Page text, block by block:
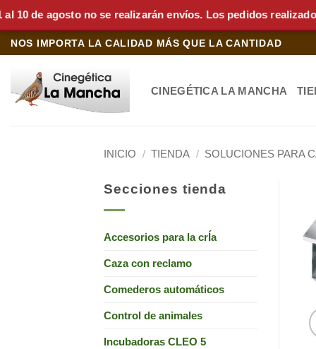
de agosto no se realizarán envíos. Los pedidos realizados
Saltar
contenido
NOS IMPORTA LA CALIDAD MÁS QUE LA CANTIDAD
CINEGÉTICA LA MANCHA
INICIO / TIENDA / SOLUCIONES PARA
Secciones tienda
Accesorios para la crÍa
Caza con reclamo
Comederos automáticos
Control de animales
Incubadoras CLEO 5